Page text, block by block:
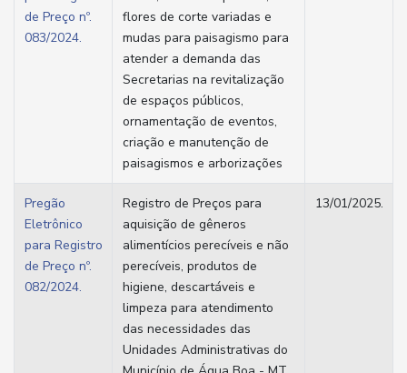
de Preço nº.
083/2024.
flores de corte variadas e
mudas para paisagismo para
atender a demanda das
Secretarias na revitalização
de espaços públicos,
ornamentação de eventos,
criação e manutenção de
paisagismos e arborizações
Pregão
Eletrônico
para Registro
de Preço nº.
082/2024.
Registro de Preços para
aquisição de gêneros
alimentícios perecíveis e não
perecíveis, produtos de
higiene, descartáveis e
limpeza para atendimento
das necessidades das
Unidades Administrativas do
13/01/2025.